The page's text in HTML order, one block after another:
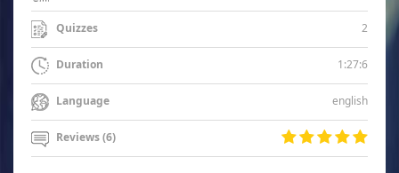
Quizzes 2
Duration 1:27:6
Language english
Reviews (6)